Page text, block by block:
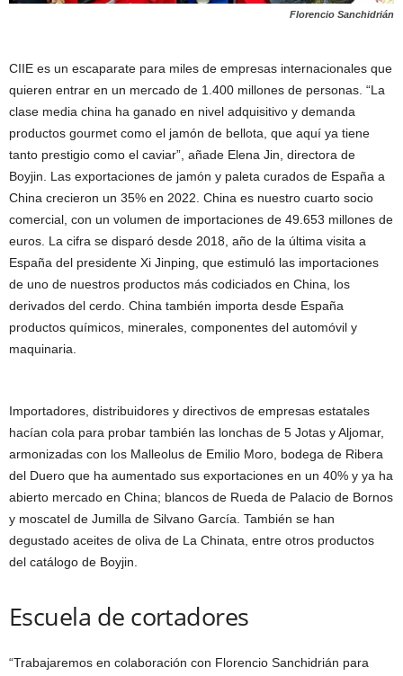
Florencio Sanchidrián
CIIE es un escaparate para miles de empresas internacionales que
quieren entrar en un mercado de 1.400 millones de personas. “La
clase media china ha ganado en nivel adquisitivo y demanda
productos gourmet como el jamón de bellota, que aquí ya tiene
tanto prestigio como el caviar”, añade Elena Jin, directora de
Boyjin. Las exportaciones de jamón y paleta curados de España a
China crecieron un 35% en 2022. China es nuestro cuarto socio
comercial, con un volumen de importaciones de 49.653 millones de
euros. La cifra se disparó desde 2018, año de la última visita a
España del presidente Xi Jinping, que estimuló las importaciones
de uno de nuestros productos más codiciados en China, los
derivados del cerdo. China también importa desde España
productos químicos, minerales, componentes del automóvil y
maquinaria.
Importadores, distribuidores y directivos de empresas estatales
hacían cola para probar también las lonchas de 5 Jotas y Aljomar,
armonizadas con los Malleolus de Emilio Moro, bodega de Ribera
del Duero que ha aumentado sus exportaciones en un 40% y ya ha
abierto mercado en China; blancos de Rueda de Palacio de Bornos
y moscatel de Jumilla de Silvano García. También se han
degustado aceites de oliva de La Chinata, entre otros productos
del catálogo de Boyjin.
Escuela de cortadores
“Trabajaremos en colaboración con Florencio Sanchidrián para